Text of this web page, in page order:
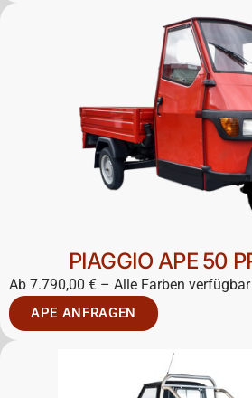
PIAGGIO APE 50
Ab 7.790,00 € – Alle Farben verfügbar
APE ANFRAGEN